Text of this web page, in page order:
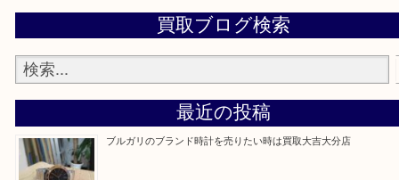
大吉 大分店に来てよかった！と思っていただけるよう一点一点丁
させていただきます。
Facebook
Twitter
Line